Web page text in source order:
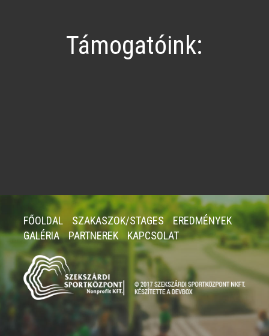
Támogatóink:
FŐOLDAL SZAKASZOK/STAGES
EREDMÉNYEK
GALÉRIA
PARTNEREK KAPCSOLAT